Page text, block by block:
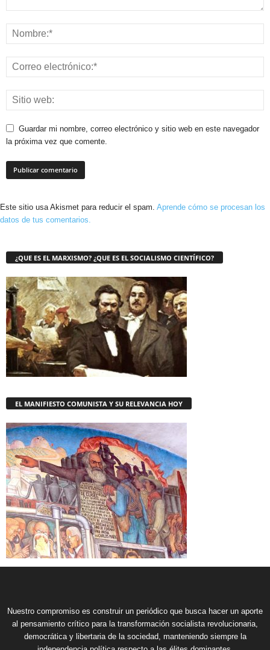
Guardar mi nombre, correo electrónico y sitio web en este navegador
la próxima vez que comente.
Este sitio usa Akismet para reducir el spam. Aprende cómo se procesan los
datos de tus comentarios.
¿QUE ES EL MARXISMO? ¿QUE ES EL SOCIALISMO CIENTÍFICO?
EL MANIFIESTO COMUNISTA Y SU RELEVANCIA HOY
Nuestro compromiso es construir un periódico que busca hacer un aporte
al pensamiento crítico para la transformación socialista revolucionaria,
democrática y libertaria de la sociedad, manteniendo siempre la